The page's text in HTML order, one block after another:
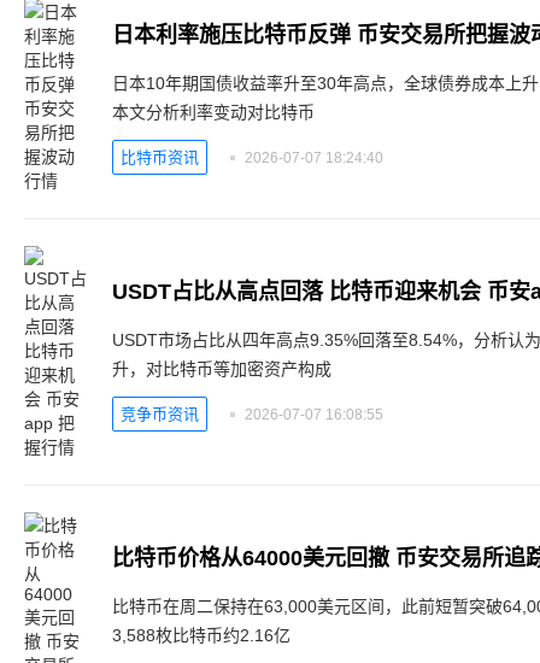
日本利率施压比特币反弹 币安交易所把握波
日本10年期国债收益率升至30年高点，全球债券成本上
本文分析利率变动对比特币
比特币资讯 2026-07-07 18:24:40
USDT占比从高点回落 比特币迎来机会 币安
USDT市场占比从四年高点9.35%回落至8.54%，分析认
升，对比特币等加密资产构成
竞争币资讯 2026-07-07 16:08:55
比特币价格从64000美元回撤 币安交易所追
比特币在周二保持在63,000美元区间，此前短暂突破
3,588枚比特币约2.16亿